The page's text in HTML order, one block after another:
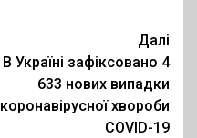
Далі
В Україні зафіксовано 4
633 нових випадки
коронавірусної хвороби
COVID-19